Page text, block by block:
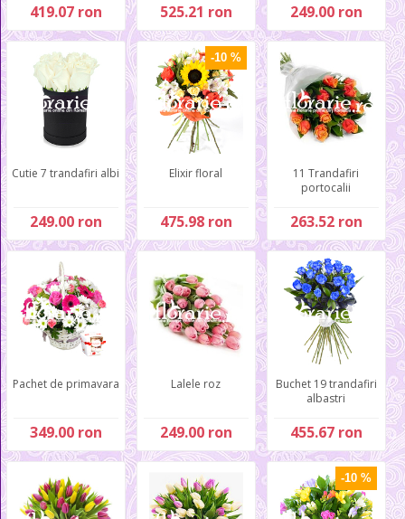
419.07 ron 525.21 ron 249.00 ron
Cutie 7 trandafiri albi
249.00 ron
-10 %
Elixir floral
475.98 ron
11 Trandafiri
portocalii
263.52 ron
Pachet de primavara
349.00 ron
Lalele roz
249.00 ron
Buchet 19 trandafiri
albastri
455.67 ron
-10 %